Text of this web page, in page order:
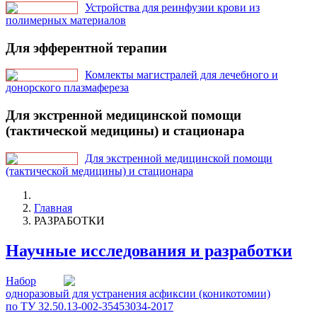
Устройства для реинфузии крови из
полимерных материалов
Для эфферентной терапии
Комлекты магистралей для лечебного и
донорского плазмафереза
Для экстренной медицинской помощи
(тактической медицины) и стационара
Для экстренной медицинской помощи
(тактической медицины) и стационара
Главная
РАЗРАБОТКИ
Научные исследования и разработки
Набор
одноразовый для устранения асфиксии (коникотомии)
по ТУ 32.50.13-002-35453034-2017